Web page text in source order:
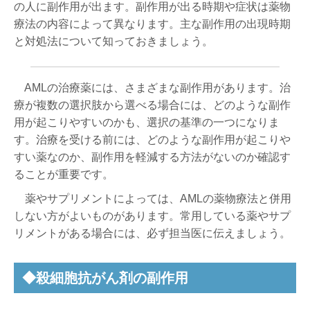
の人に副作用が出ます。副作用が出る時期や症状は薬物
療法の内容によって異なります。主な副作用の出現時期
と対処法について知っておきましょう。
AMLの治療薬には、さまざまな副作用があります。治
療が複数の選択肢から選べる場合には、どのような副作
用が起こりやすいのかも、選択の基準の一つになりま
す。治療を受ける前には、どのような副作用が起こりや
すい薬なのか、副作用を軽減する方法がないのか確認す
ることが重要です。
薬やサプリメントによっては、AMLの薬物療法と併用
しない方がよいものがあります。常用している薬やサプ
リメントがある場合には、必ず担当医に伝えましょう。
◆殺細胞抗がん剤の副作用